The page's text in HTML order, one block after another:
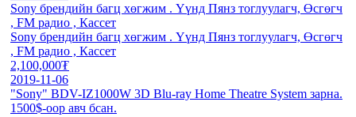
Sony брендийн багц хөгжим . Үүнд Пянз тоглуулагч, Өсгөгч
, FM радио , Кассет
Sony брендийн багц хөгжим . Үүнд Пянз тоглуулагч, Өсгөгч
, FM радио , Кассет
2,100,000₮
2019-11-06
"Sony" BDV-IZ1000W 3D Blu-ray Home Theatre System зарна.
1500$-оор авч бсан.